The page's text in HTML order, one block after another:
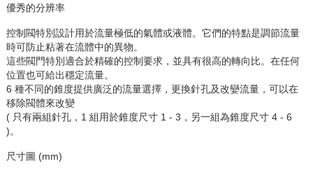
優秀的分辨率
控制閥特別設計用於流量極低的氣體或液體。它們的特點是調節流量
時可防止粘著在流體中的異物。
這些閥門特別適合於精確的控制要求，並具有很高的轉向比。在任何
位置也可給出穩定流量。
6 種不同的錐度提供廣泛的流量選擇，更換針孔及改孌流量，可以在
移除閥體來改變
( 只有兩組針孔，1 組用於錐度尺寸 1 - 3，另一組為錐度尺寸 4 - 6
)。
尺寸圖 (mm)